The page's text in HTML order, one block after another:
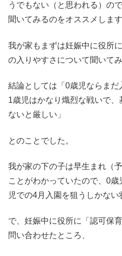
うでもない（と思われる）の
聞いてみるのをオススメします
我が家もまずは妊娠中に役所
の入りやすさについて聞いてみ
結論としては「0歳児ならまだ
1歳児はかなり熾烈な戦いで
ないと厳しい」
とのことでした。
我が家の下の子は早生まれ（
ことがわかっていたので、0
児での4月入園を狙うしかない
で、妊娠中に役所に「認可保
問い合わせたところ、